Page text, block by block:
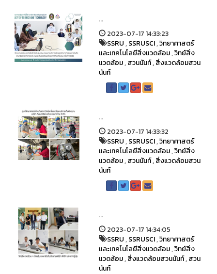
...
2023-07-17 14:33:23
SSRU,SSRUSCI,วิทยาศาสตร์
และเทคโนโลยีสิ่งแวดล้อม,วิทย์สิ่ง
แวดล้อม,สวนนันท์,สิ่งแวดล้อมสวน
นันท์
...
2023-07-17 14:33:32
SSRU,SSRUSCI,วิทยาศาสตร์
และเทคโนโลยีสิ่งแวดล้อม,วิทย์สิ่ง
แวดล้อม,สวนนันท์,สิ่งแวดล้อมสวน
นันท์
...
2023-07-17 14:34:05
SSRU,SSRUSCI,วิทยาศาสตร์
และเทคโนโลยีสิ่งแวดล้อม,วิทย์สิ่ง
แวดล้อม,สิ่งแวดล้อมสวนนันท์,สวน
นันท์